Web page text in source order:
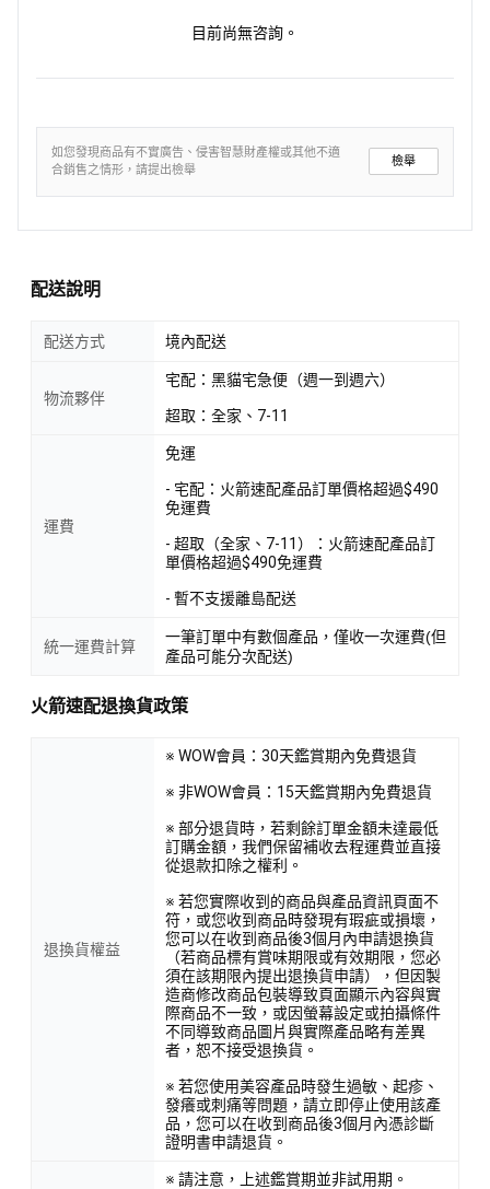
目前尚無咨詢。
如您發現商品有不實廣告、侵害智慧財產權或其他不適
合銷售之情形，請提出檢舉
檢舉
配送說明
配送方式 境內配送
物流夥伴
宅配：黑貓宅急便（週一到週六）
超取：全家、7-11
運費
免運
- 宅配：火箭速配產品訂單價格超過$490
免運費
- 超取（全家、7-11）：火箭速配產品訂
單價格超過$490免運費
- 暫不支援離島配送
統一運費計算
一筆訂單中有數個產品，僅收一次運費(但
產品可能分次配送)
火箭速配退換貨政策
退換貨權益
※ WOW會員：30天鑑賞期內免費退貨
※ 非WOW會員：15天鑑賞期內免費退貨
※ 部分退貨時，若剩餘訂單金額未達最低
訂購金額，我們保留補收去程運費並直接
從退款扣除之權利。
※ 若您實際收到的商品與產品資訊頁面不
符，或您收到商品時發現有瑕疵或損壞，
您可以在收到商品後3個月內申請退換貨
（若商品標有賞味期限或有效期限，您必
須在該期限內提出退換貨申請），但因製
造商修改商品包裝導致頁面顯示內容與實
際商品不一致，或因螢幕設定或拍攝條件
不同導致商品圖片與實際產品略有差異
者，恕不接受退換貨。
※ 若您使用美容產品時發生過敏、起疹、
發癢或刺痛等問題，請立即停止使用該產
品，您可以在收到商品後3個月內憑診斷
證明書申請退貨。
※ 請注意，上述鑑賞期並非試用期。